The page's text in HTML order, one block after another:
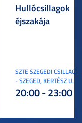
Hullócsillagok
éjszakája
SZTE SZEGEDI
- SZEGED, KERTÉSZ U. 3.
20:00 - 23:00